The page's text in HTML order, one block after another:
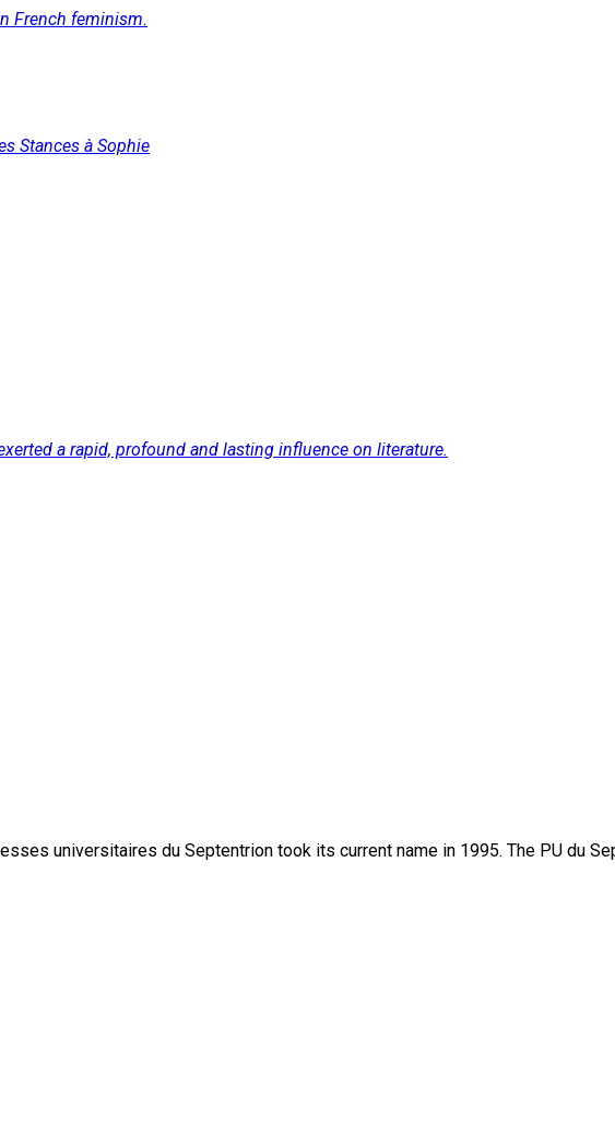
French feminism.
Stances à Sophie
a rapid, profound and lasting influence on literature.
universitaires du Septentrion took its current name in 1995. The PU du